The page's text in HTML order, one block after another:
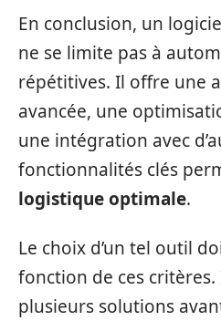
En conclusion, un
ne se limite pas à
répétitives. Il offre une
avancée, une
une intégration avec
fonctionnalités clés
logistique optimale.
Le choix d’un tel outil
fonction de ces
plusieurs solutions